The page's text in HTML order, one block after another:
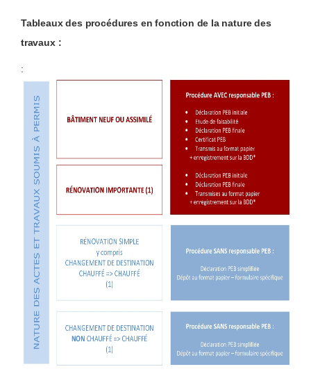
Tableaux des procédures en fonction de la nature des
travaux :
: